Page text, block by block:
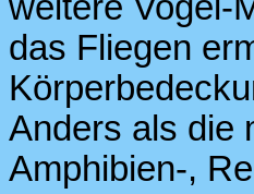
das Fliegen
Anders als die
Amphibien-,